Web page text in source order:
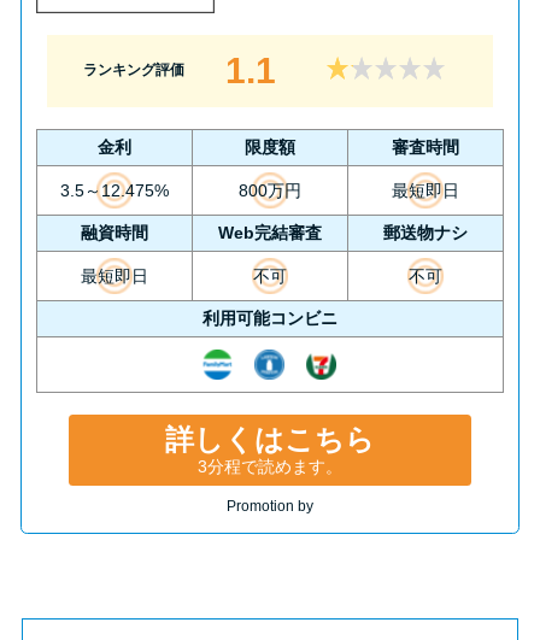
ランキング評価 1.1
金利 限度額 審査時間
3.5～12.475% 800万円 最短即日
融資時間 Web完結審査 郵送物ナシ
最短即日 不可 不可
利用可能コンビニ
詳しくはこちら
3分程で読めます。
Promotion by